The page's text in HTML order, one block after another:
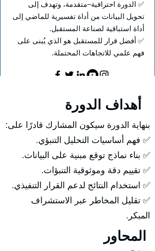
✅ الدورة احترافية–متقدمة، وتهدف إلى
تحويل البيانات من أداة تفسيرية للماضي إلى
أداة استباقية لصناعة المستقبل.
✅ أفضل قرار للمستقبل هو الذي يُبنى على
فهم علمي للاتجاهات المحتملة.
بنهاية الدورة سيكون المشارك قادرًا على:
✅ فهم أساسيات التحليل التنبؤي.
✅ بناء نماذج توقع مبنية على البيانات.
✅ تقييم دقة وموثوقية التنبؤات.
✅ استخدام النتائج لدعم القرار التنفيذي.
✅ تقليل المخاطر عبر الاستشراف
المبكر.